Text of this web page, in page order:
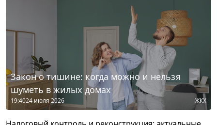
Закон о тишине: когда можно и нельзя
шуметь в жилых домах
19:4024 июля 2026 ЖКХ